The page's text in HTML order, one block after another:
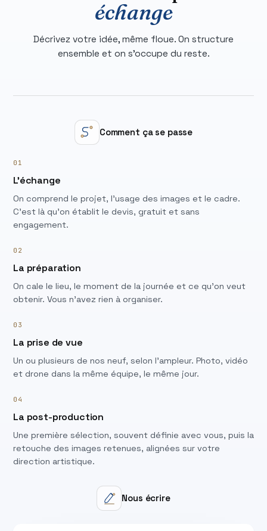
échange
Décrivez votre idée, même floue. On structure
ensemble et on s'occupe du reste.
Comment ça se passe
01
L'échange
On comprend le projet, l'usage des images et le cadre.
C'est là qu'on établit le devis, gratuit et sans
engagement.
02
La préparation
On cale le lieu, le moment de la journée et ce qu'on veut
obtenir. Vous n'avez rien à organiser.
03
La prise de vue
Un ou plusieurs de nos neuf, selon l'ampleur. Photo, vidéo
et drone dans la même équipe, le même jour.
04
La post-production
Une première sélection, souvent définie avec vous, puis la
retouche des images retenues, alignées sur votre
direction artistique.
Nous écrire